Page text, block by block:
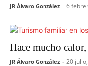
JR Álvaro González - 6
Hace mucho
JR Álvaro González - 20